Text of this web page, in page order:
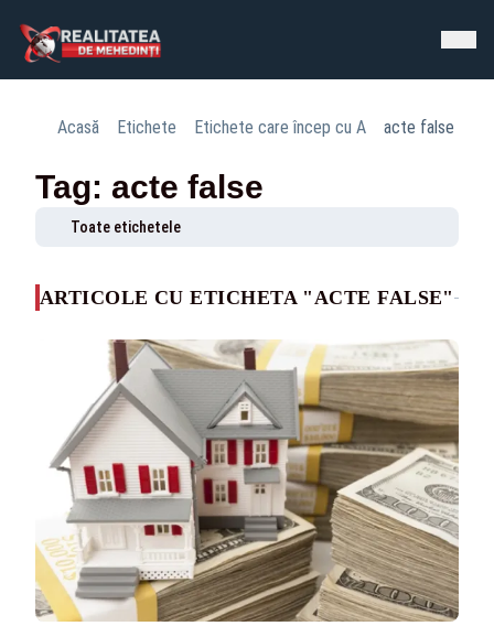
Acasă Etichete Etichete care încep cu A acte false
Tag: acte false
Toate etichetele
ARTICOLE CU ETICHETA "ACTE FALSE"